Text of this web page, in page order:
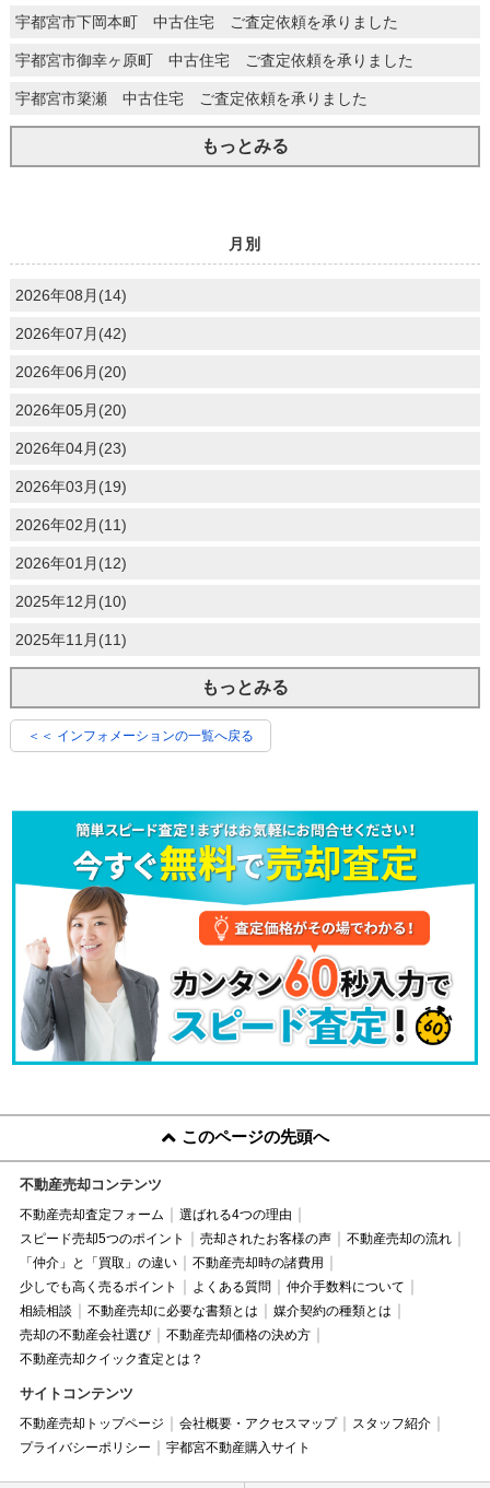
宇都宮市下岡本町 中古住宅 ご査定依頼を承りました
宇都宮市御幸ヶ原町 中古住宅 ご査定依頼を承りました
宇都宮市簗瀬 中古住宅 ご査定依頼を承りました
もっとみる
月別
2026年08月(14)
2026年07月(42)
2026年06月(20)
2026年05月(20)
2026年04月(23)
2026年03月(19)
2026年02月(11)
2026年01月(12)
2025年12月(10)
2025年11月(11)
もっとみる
＜＜ インフォメーションの一覧へ戻る
このページの先頭へ
不動産売却コンテンツ
不動産売却査定フォーム
選ばれる4つの理由
スピード売却5つのポイント
売却されたお客様の声
不動産売却の流れ
「仲介」と「買取」の違い
不動産売却時の諸費用
少しでも高く売るポイント
よくある質問
仲介手数料について
相続相談
不動産売却に必要な書類とは
媒介契約の種類とは
売却の不動産会社選び
不動産売却価格の決め方
不動産売却クイック査定とは？
サイトコンテンツ
不動産売却トップページ 会社概要・アクセスマップ
スタッフ紹介
プライバシーポリシー
宇都宮不動産購入サイト